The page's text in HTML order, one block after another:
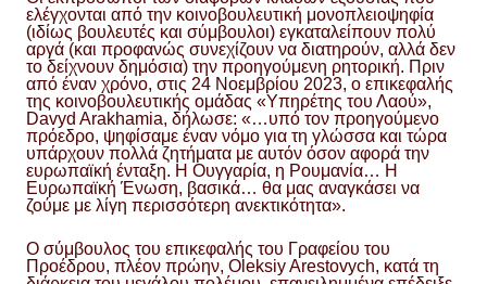
ελέγχονται από την κοινοβουλευτική μονοπλειοψηφία
(ιδίως βουλευτές και σύμβουλοι) εγκαταλείπουν πολύ
αργά (και προφανώς συνεχίζουν να διατηρούν, αλλά δεν
το δείχνουν δημόσια) την προηγούμενη ρητορική. Πριν
από έναν χρόνο, στις 24 Νοεμβρίου 2023, ο επικεφαλής
της κοινοβουλευτικής ομάδας «Υπηρέτης του Λαού»,
Davyd Arakhamia, δήλωσε: «…υπό τον προηγούμενο
πρόεδρο, ψηφίσαμε έναν νόμο για τη γλώσσα και τώρα
υπάρχουν πολλά ζητήματα με αυτόν όσον αφορά την
ευρωπαϊκή ένταξη. Η Ουγγαρία, η Ρουμανία… Η
Ευρωπαϊκή Ένωση, βασικά… θα μας αναγκάσει να
ζούμε με λίγη περισσότερη ανεκτικότητα».
Ο σύμβουλος του επικεφαλής του Γραφείου του
Προέδρου, πλέον πρώην, Oleksiy Arestovych, κατά τη